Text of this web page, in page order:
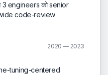
engineers को senior
code-review
2020 — 2023
tuning-centered